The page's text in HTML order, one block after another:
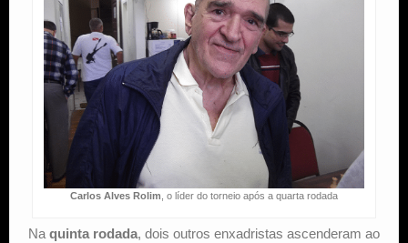
Carlos Alves Rolim , o líder do torneio após a quarta rodada
Na quinta rodada, dois outros enxadristas ascenderam ao